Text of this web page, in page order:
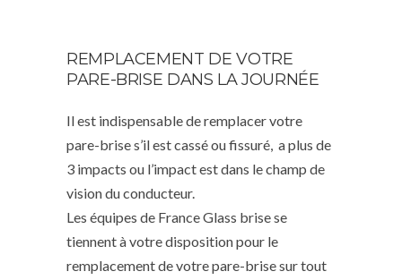
REMPLACEMENT DE VOTRE
PARE-BRISE DANS LA JOURNÉE
Il est indispensable de remplacer votre
pare-brise s’il est cassé ou fissuré, a plus de
3 impacts ou l’impact est dans le champ de
vision du conducteur.
Les équipes de France Glass brise se
tiennent à votre disposition pour le
remplacement de votre pare-brise sur tout